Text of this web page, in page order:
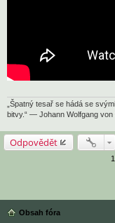
„Špatný tesař se hádá se
bitvy.“ — Johann Wolfgang von
Odpovědět
Obsah fóra